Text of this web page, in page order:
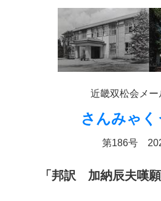
近畿双松会メー
さんみゃく
第186号
「邦訳 加納辰夫嘆